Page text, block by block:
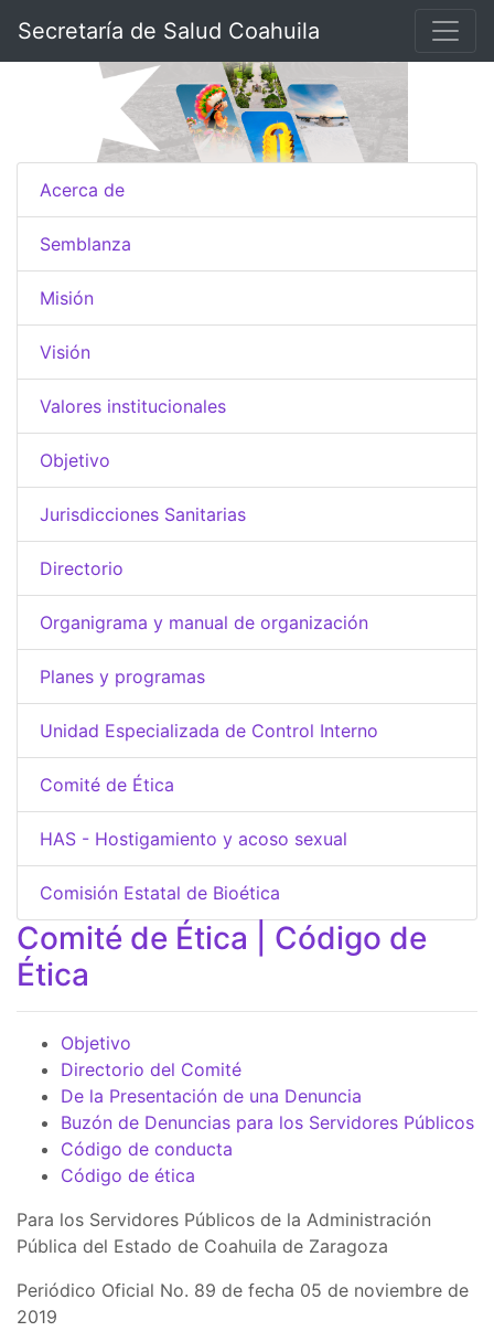
Secretaría de Salud Coahuila
Acerca de
Semblanza
Misión
Visión
Valores institucionales
Objetivo
Jurisdicciones Sanitarias
Directorio
Organigrama y manual de organización
Planes y programas
Unidad Especializada de Control Interno
Comité de Ética
HAS - Hostigamiento y acoso sexual
Comisión Estatal de Bioética
Comité de Ética | Código de
Ética
Objetivo
Directorio del Comité
De la Presentación de una Denuncia
Buzón de Denuncias para los Servidores Públicos
Código de conducta
Código de ética
Para los Servidores Públicos de la Administración
Pública del Estado de Coahuila de Zaragoza
Periódico Oficial No. 89 de fecha 05 de noviembre de
2019